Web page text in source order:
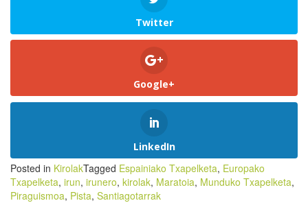
Twitter
Google+
LinkedIn
Posted in KirolakTagged Espainiako Txapelketa, Europako
Txapelketa, irun, irunero, kirolak, Maratoia, Munduko Txapelketa,
Piraguismoa, Pista, Santiagotarrak